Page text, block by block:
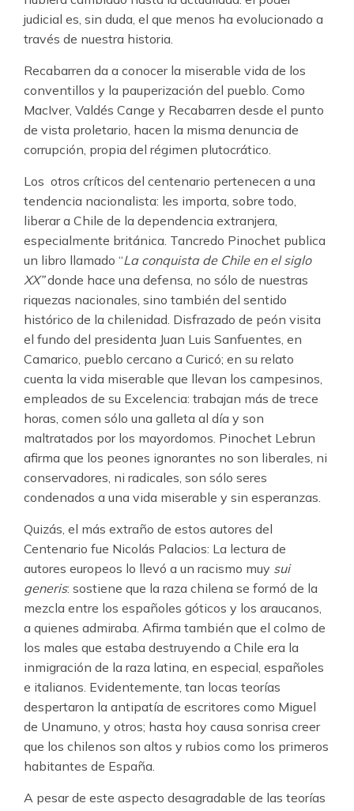
judicial es, sin duda, el que menos ha evolucionado a
través de nuestra historia.
Recabarren da a conocer la miserable vida de los
conventillos y la pauperización del pueblo. Como
MacIver, Valdés Cange y Recabarren desde el punto
de vista proletario, hacen la misma denuncia de
corrupción, propia del régimen plutocrático.
Los otros críticos del centenario pertenecen a una
tendencia nacionalista: les importa, sobre todo,
liberar a Chile de la dependencia extranjera,
especialmente británica. Tancredo Pinochet publica
un libro llamado “La conquista de Chile en el siglo
XX”donde hace una defensa, no sólo de nuestras
riquezas nacionales, sino también del sentido
histórico de la chilenidad. Disfrazado de peón visita
el fundo del presidenta Juan Luis Sanfuentes, en
Camarico, pueblo cercano a Curicó; en su relato
cuenta la vida miserable que llevan los campesinos,
empleados de su Excelencia: trabajan más de trece
horas, comen sólo una galleta al día y son
maltratados por los mayordomos. Pinochet Lebrun
afirma que los peones ignorantes no son liberales, ni
conservadores, ni radicales, son sólo seres
condenados a una vida miserable y sin esperanzas.
Quizás, el más extraño de estos autores del
Centenario fue Nicolás Palacios: La lectura de
autores europeos lo llevó a un racismo muy sui
generis: sostiene que la raza chilena se formó de la
mezcla entre los españoles góticos y los araucanos,
a quienes admiraba. Afirma también que el colmo de
los males que estaba destruyendo a Chile era la
inmigración de la raza latina, en especial, españoles
e italianos. Evidentemente, tan locas teorías
despertaron la antipatía de escritores como Miguel
de Unamuno, y otros; hasta hoy causa sonrisa creer
que los chilenos son altos y rubios como los primeros
habitantes de España.
A pesar de este aspecto desagradable de las teorías